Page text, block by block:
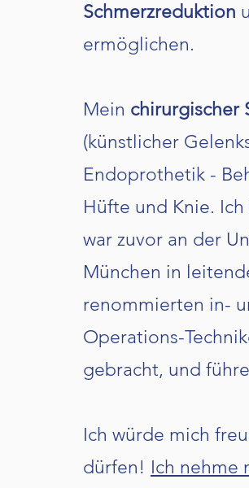
Schmerzreduktion
ermöglichen.
Mein chirurgischer
(künstlicher
Endoprothetik -
Hüfte und Knie.
war zuvor an der
München in
renommierten in-
Operations-
gebracht, und
Ich würde mich
dürfen! Ich nehme